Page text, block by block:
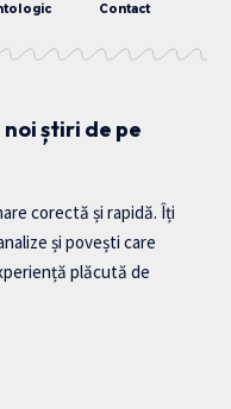
Contact
știri de pe
corectă și rapidă. Îți
și povești care
plăcută de